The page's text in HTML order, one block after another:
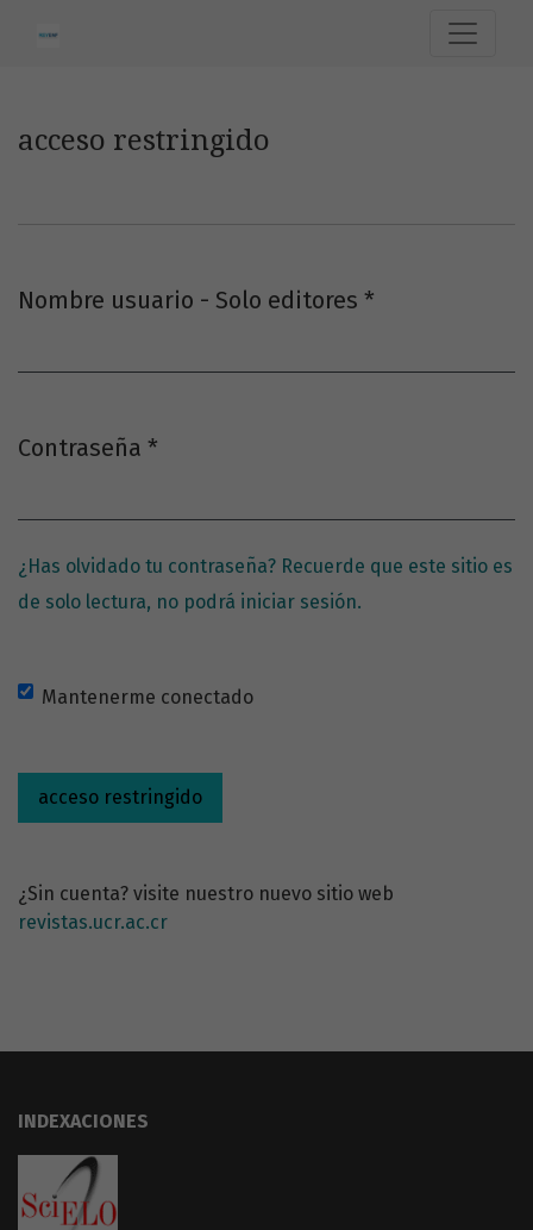
acceso restringido
Nombre usuario - Solo editores *
Contraseña *
¿Has olvidado tu contraseña? Recuerde que este sitio es
de solo lectura, no podrá iniciar sesión.
Mantenerme conectado
acceso restringido
¿Sin cuenta? visite nuestro nuevo sitio web
revistas.ucr.ac.cr
INDEXACIONES